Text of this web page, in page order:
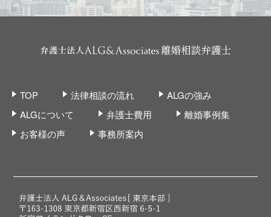
TOP 法律相談の流れ
ALGの強み
ALGについて
弁護士費用
離婚事例集
お客様の声
事務所案内